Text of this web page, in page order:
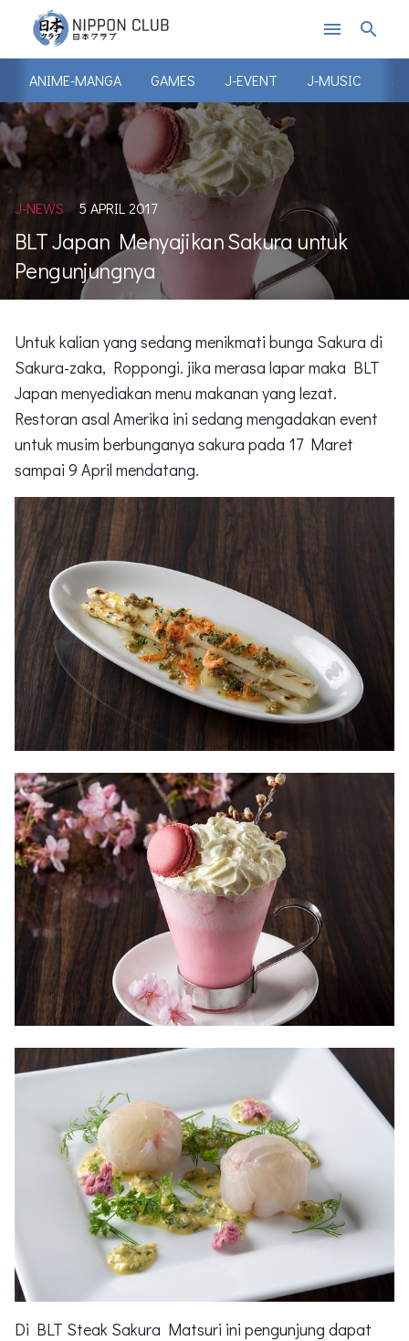
menu search
ANIME-MANGA GAMES J-EVENT J-MUSIC J-
J-NEWS 5 APRIL 2017
BLT Japan Menyajikan Sakura untuk
Pengunjungnya
Untuk kalian yang sedang menikmati bunga Sakura di
Sakura-zaka, Roppongi. jika merasa lapar maka BLT
Japan menyediakan menu makanan yang lezat.
Restoran asal Amerika ini sedang mengadakan event
untuk musim berbunganya sakura pada 17 Maret
sampai 9 April mendatang.
Di BLT Steak Sakura Matsuri ini pengunjung dapat